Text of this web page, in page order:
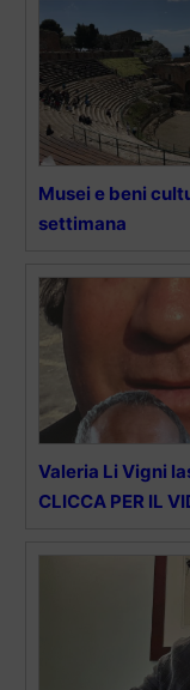
Musei e beni
settimana
Valeria Li Vigni
CLICCA PER IL